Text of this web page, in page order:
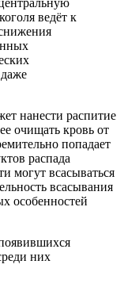
ведёт к
нанести распитие
очищать кровь от
попадает
распада
могут всасываться
всасывания
особенностей
них